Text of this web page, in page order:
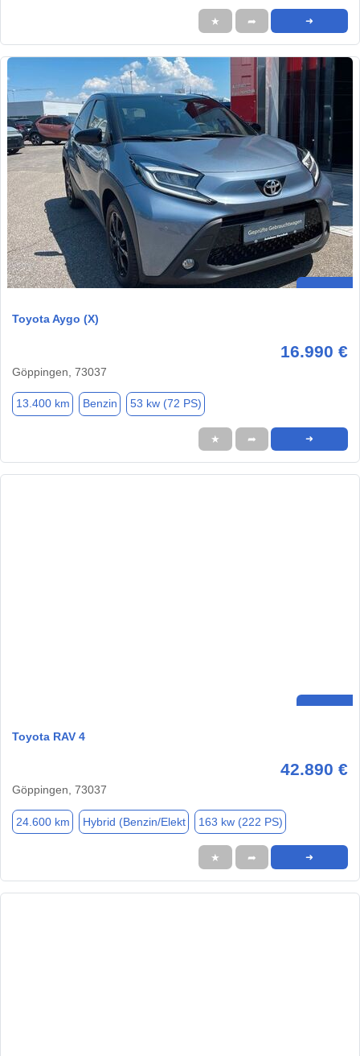
★ ➦ ➜
Toyota Aygo (X)
16.990 €
Göppingen, 73037
13.400 km Benzin 53 kw (72 PS)
★ ➦ ➜
Toyota RAV 4
42.890 €
Göppingen, 73037
24.600 km Hybrid (Benzin/Elekt 163 kw (222 PS)
★ ➦ ➜